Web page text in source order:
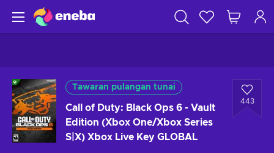
Tawaran pulangan tunai
Call of Duty: Black Ops 6 - Vault
Edition (Xbox One/Xbox Series
S|X) Xbox Live Key GLOBAL
443